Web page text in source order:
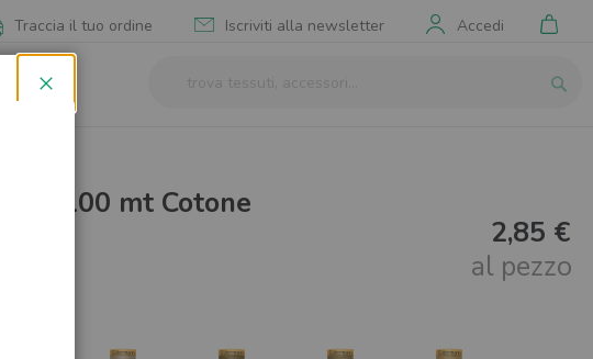
Traccia il tuo ordine Iscriviti alla newsletter Accedi
100 mt Cotone
2,85 €
al pezzo
Chiudi